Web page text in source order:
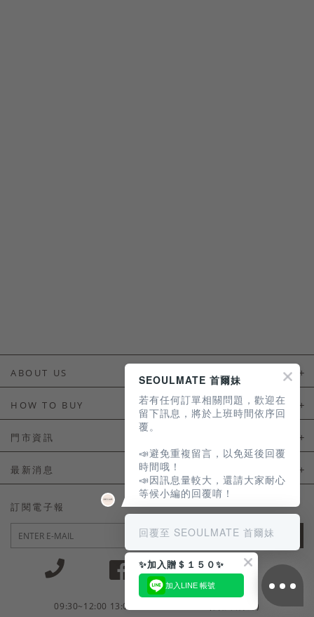
ABOUT US
HOW TO BUY
如何購買
會員常見問題
訂單常見問題
商品售後服務
電子發票
門市資訊
門市資訊
最新消息
LINE官方會員活動
訂閱電子報
JOIN
09:30~12:00 13:00~18:30 / Mon - Fri(例假日除外)
SEOULMATE 首爾妹
若有任何訂單相關問題，歡迎在
留下訊息，將於上班時間依序回
覆。
📣避免重複留言，以免延後回覆
時間哦！
📣因訊息量較大，還請大家耐心
等候小編的回覆唷！
回覆至 SEOULMATE 首爾妹
✨加入贈＄１５０✨
加入LINE 帳號